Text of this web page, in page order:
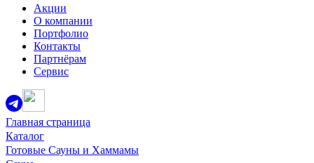
Акции
О компании
Портфолио
Контакты
Партнёрам
Сервис
Главная страница
Каталог
Готовые Сауны и Хаммамы